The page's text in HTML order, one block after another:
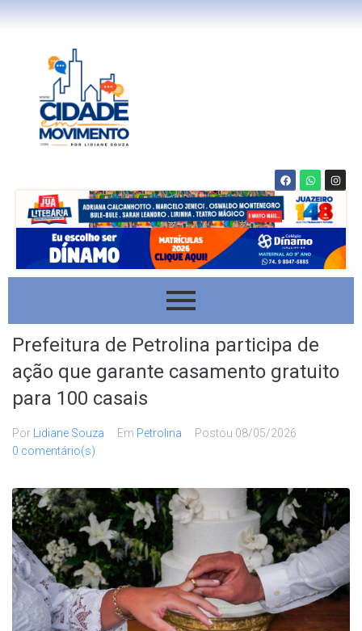
Prefeitura de Petrolina participa de
ação que garante casamento gratuito
para 100 casais
Por Lidiane Souza Em Petrolina Postou 08/05/2026
0 comentário(s)